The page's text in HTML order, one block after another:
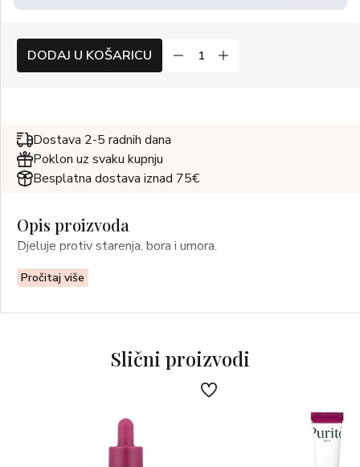
DODAJ U KOŠARICU
Dostava 2-5 radnih dana
Poklon uz svaku kupnju
Besplatna dostava iznad 75€
Opis proizvoda
Djeluje protiv starenja, bora i umora.
Pročitaj više
Slični proizvodi